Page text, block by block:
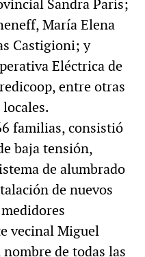
Sandra París;
María Elena
Castigioni; y
Eléctrica de
entre otras
familias, consistió
baja tensión,
de alumbrado
de nuevos
vecinal Miguel
de todas las